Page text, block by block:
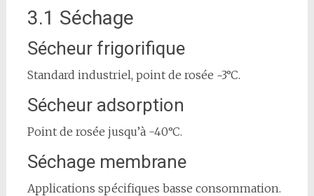
3.1 Séchage
Sécheur frigorifique
Standard industriel, point de rosée ~3°C.
Sécheur adsorption
Point de rosée jusqu’à -40°C.
Séchage membrane
Applications spécifiques basse consommation.